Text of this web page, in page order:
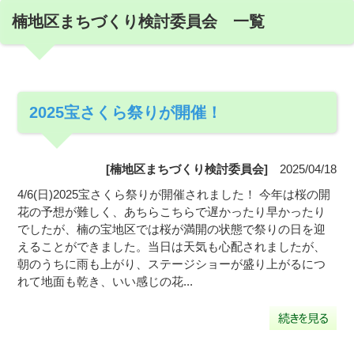
楠地区まちづくり検討委員会 一覧
2025宝さくら祭りが開催！
[楠地区まちづくり検討委員会] 2025/04/18
4/6(日)2025宝さくら祭りが開催されました！ 今年は桜の開
花の予想が難しく、あちらこちらで遅かったり早かったり
でしたが、楠の宝地区では桜が満開の状態で祭りの日を迎
えることができました。当日は天気も心配されましたが、
朝のうちに雨も上がり、ステージショーが盛り上がるにつ
れて地面も乾き、いい感じの花...